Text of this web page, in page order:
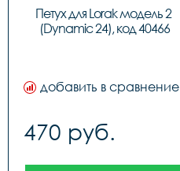
Петух для Lorak модель 2
(Dynamic 24), код 40466
добавить в сравнение
470 руб.